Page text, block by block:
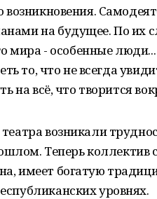
возникновения.
на будущее. По их
мира - особенные
то, что не всегда
на всё, что творится
возникали
Теперь коллектив
имеет богатую
уровнях.